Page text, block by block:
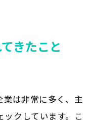
きたこと
は非常に多く、主
クしています。こ